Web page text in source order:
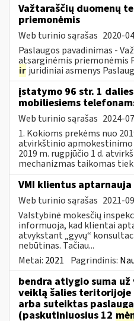
Važtaraščių duomenų
priemonėmis
Web turinio sąrašas 2020-
Paslaugos pavadinimas -
atsarginėmis priemonėmis
ir juridiniai asmenys
įstatymo 96 str. 1
mobiliesiems
Web turinio sąrašas 2024-
1. Kokioms prekėms nuo
atvirkštinio apmokestinimo
2019 m. rugpjūčio 1 d.
mechanizmas taikomas
VMI klientus
Web turinio sąrašas 2021-
Valstybinė mokesčių
informuoja, kad klientai
atvykstant „gyvų“
nebūtinas. Tačiau...
Metai: 2021 Pagrindinis:
bendra atlygio suma
veiklą šalies teritorijoje
arba suteiktas
(paskutiniuosius 12